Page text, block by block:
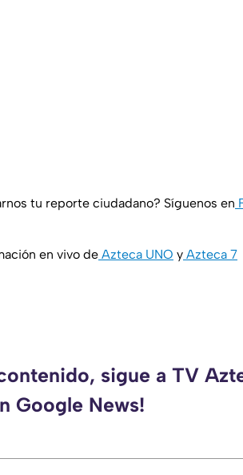
tu reporte ciudadano? Síguenos en
en vivo de Azteca UNO y Azteca 7
sigue a TV
Google News!